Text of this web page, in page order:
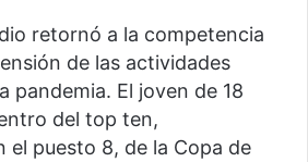
retornó a la competencia
de las actividades
pandemia. El joven de 18
del top ten,
el puesto 8, de la Copa de